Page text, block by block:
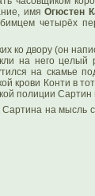
имяОгюстен
четырёх
ко двору (он
на него целый
на скамье
крови Конти в
полиции Сартин
на мысль